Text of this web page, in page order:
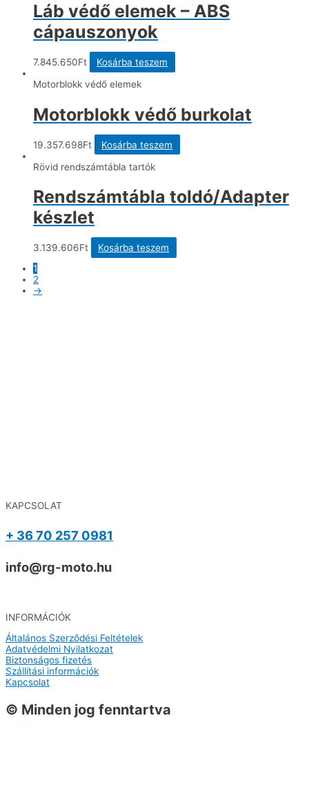
Láb védő elemek – ABS
cápauszonyok
7.845.650Ft
Kosárba teszem
Motorblokk védő elemek
Motorblokk védő burkolat
19.357.698Ft
Kosárba teszem
Rövid rendszámtábla tartók
Rendszámtábla toldó/Adapter
készlet
3.139.606Ft
Kosárba teszem
1
2
→
KAPCSOLAT
+ 36 70 257 0981
info@rg-moto.hu
INFORMÁCIÓK
Általános Szerződési Feltételek
Adatvédelmi Nyilatkozat
Biztonságos fizetés
Szállítási információk
Kapcsolat
© Minden jog fenntartva